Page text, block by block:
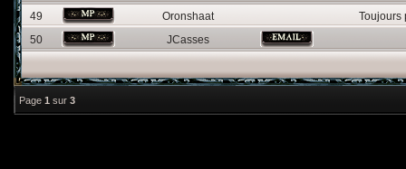
49
Oronshaat
Toujours
50
JCasses
Page 1 sur 3